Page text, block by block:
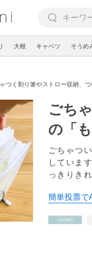
大根 キャベツ そうめ
つく割り箸やストロー収納、
ごち
の「
ごちゃつ
していま
っきりき
簡単投票で